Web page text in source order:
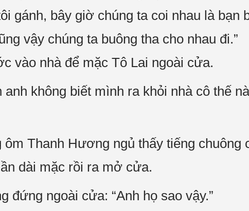
gánh, bây giờ chúng ta coi nhau là bạn
vậy chúng ta buông tha cho nhau đi.”
vào nhà để mặc Tô Lai ngoài cửa.
anh không biết mình ra khỏi nhà cô thế
ôm Thanh Hương ngủ thấy tiếng chuông
dài mặc rồi ra mở cửa.
đứng ngoài cửa: “Anh họ sao vậy.”